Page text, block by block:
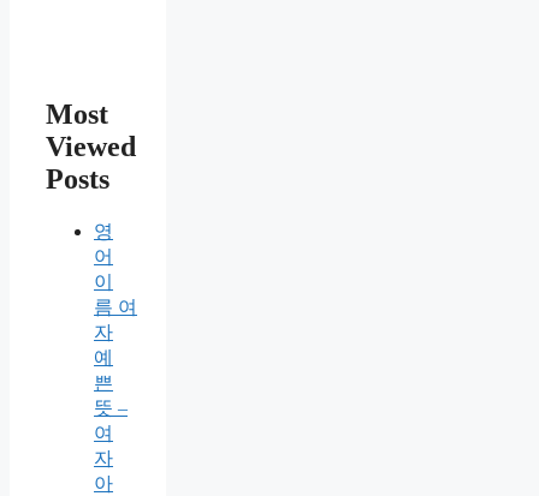
Most
Viewed
Posts
영
어
이
름 여
자
예
쁜
뜻 –
여
자
아